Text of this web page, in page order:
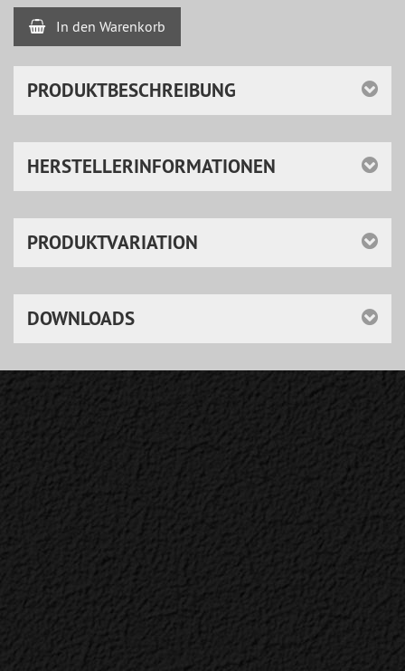
In den Warenkorb
PRODUKTBESCHREIBUNG
HERSTELLERINFORMATIONEN
PRODUKTVARIATION
DOWNLOADS